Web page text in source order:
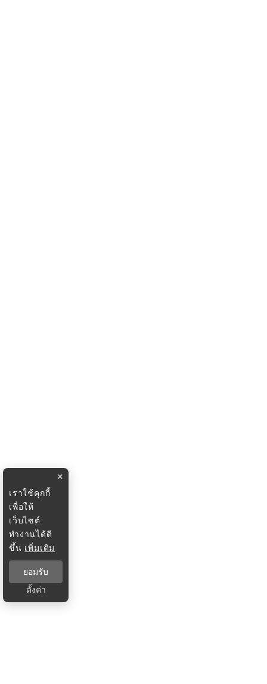
×
เราใช้คุกกี้
เพื่อให้
เว็บไซต์
ทำงานได้ดี
ขึ้น เพิ่มเติม
ยอมรับ
ตั้งค่า